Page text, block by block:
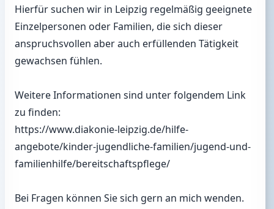
Hierfür suchen wir in Leipzig regelmäßig geeignete
Einzelpersonen oder Familien, die sich dieser
anspruchsvollen aber auch erfüllenden Tätigkeit
gewachsen fühlen.
Weitere Informationen sind unter folgendem Link
zu finden:
https://www.diakonie-leipzig.de/hilfe-
angebote/kinder-jugendliche-familien/jugend-und-
familienhilfe/bereitschaftspflege/
Bei Fragen können Sie sich gern an mich wenden.